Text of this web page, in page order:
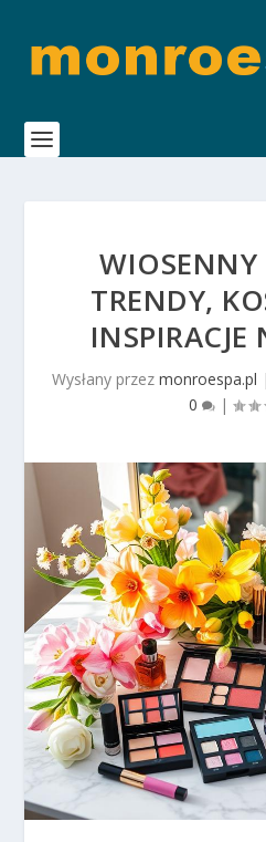
WIOSENNY
TRENDY,
INSPIRACJE
Wysłany przez monroespa.pl
0
|